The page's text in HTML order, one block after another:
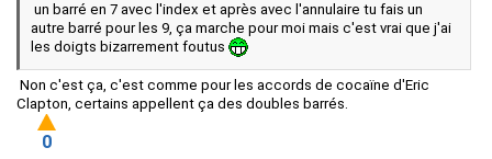
un barré en 7 avec l'index et après avec l'annulaire tu fais un
autre barré pour les 9, ça marche pour moi mais c'est vrai que j'ai
les doigts bizarrement foutus
Non c'est ça, c'est comme pour les accords de cocaïne d'Eric
Clapton, certains appellent ça des doubles barrés.
0